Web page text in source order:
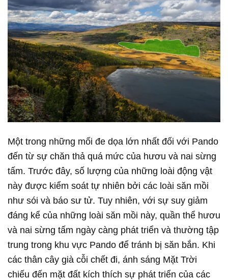
Một trong những mối đe dọa lớn nhất đối với Pando
đến từ sự chăn thả quá mức của hươu và nai sừng
tấm. Trước đây, số lượng của những loài động vật
này được kiểm soát tự nhiên bởi các loài săn mồi
như sói và báo sư tử. Tuy nhiên, với sự suy giảm
đáng kể của những loài săn mồi này, quần thể hươu
và nai sừng tấm ngày càng phát triển và thường tập
trung trong khu vực Pando để tránh bị săn bắn. Khi
các thân cây già cỗi chết đi, ánh sáng Mặt Trời
chiếu đến mặt đất kích thích sự phát triển của các